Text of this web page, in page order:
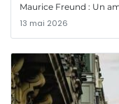
Maurice Freund : Un
13 mai 2026